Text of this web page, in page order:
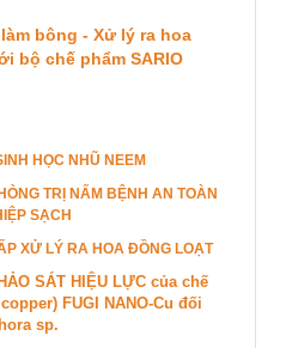
bông - Xử lý ra hoa
bộ chế phẩm SARIO
HỌC NHŨ NEEM
TRỊ NẤM BỆNH AN TOÀN
SẠCH
XỬ LÝ RA HOA ĐỒNG LOẠT
SÁT HIỆU LỰC của chế
FUGI NANO-Cu đối
sp.